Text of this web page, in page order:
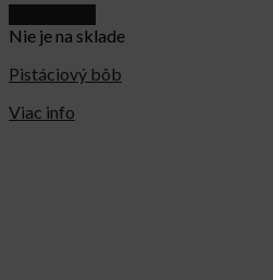
Nie je na sklade
Pistáciový bôb
Viac info